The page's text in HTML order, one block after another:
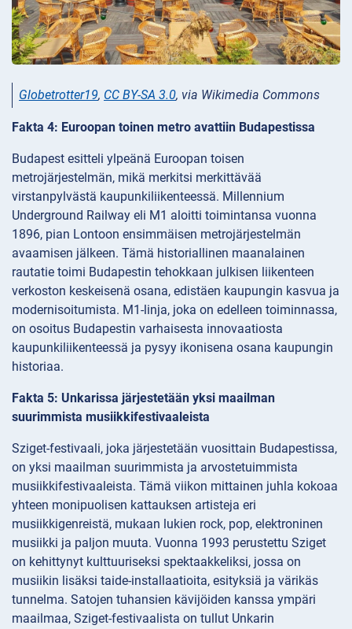
Globetrotter19, CC BY-SA 3.0, via Wikimedia Commons
Fakta 4: Euroopan toinen metro avattiin Budapestissa
Budapest esitteli ylpeänä Euroopan toisen
metrojärjestelmän, mikä merkitsi merkittävää
virstanpylvästä kaupunkiliikenteessä. Millennium
Underground Railway eli M1 aloitti toimintansa vuonna
1896, pian Lontoon ensimmäisen metrojärjestelmän
avaamisen jälkeen. Tämä historiallinen maanalainen
rautatie toimi Budapestin tehokkaan julkisen liikenteen
verkoston keskeisenä osana, edistäen kaupungin kasvua ja
modernisoitumista. M1-linja, joka on edelleen toiminnassa,
on osoitus Budapestin varhaisesta innovaatiosta
kaupunkiliikenteessä ja pysyy ikonisena osana kaupungin
historiaa.
Fakta 5: Unkarissa järjestetään yksi maailman
suurimmista musiikkifestivaaleista
Sziget-festivaali, joka järjestetään vuosittain Budapestissa,
on yksi maailman suurimmista ja arvostetuimmista
musiikkifestivaaleista. Tämä viikon mittainen juhla kokoaa
yhteen monipuolisen kattauksen artisteja eri
musiikkigenreistä, mukaan lukien rock, pop, elektroninen
musiikki ja paljon muuta. Vuonna 1993 perustettu Sziget
on kehittynyt kulttuuriseksi spektaakkeliksi, jossa on
musiikin lisäksi taide-installaatioita, esityksiä ja värikäs
tunnelma. Satojen tuhansien kävijöiden kanssa ympäri
maailmaa, Sziget-festivaalista on tullut Unkarin